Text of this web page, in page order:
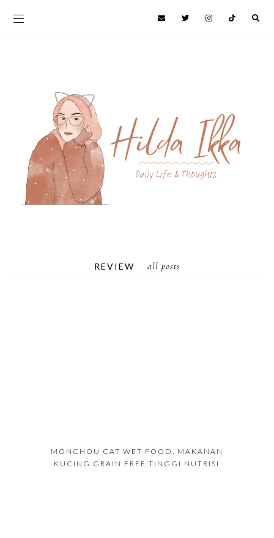
REVIEW all posts
MONCHOU CAT WET FOOD, MAKANAN
KUCING GRAIN FREE TINGGI NUTRISI